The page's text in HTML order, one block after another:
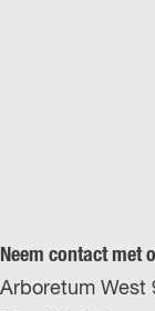
Neem contact met
Arboretum West